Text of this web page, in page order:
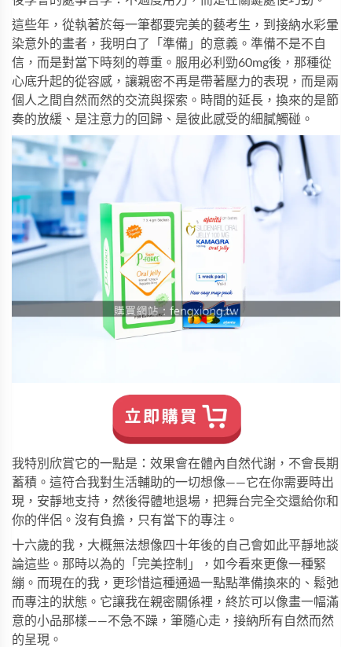
這些年，從執著於每一筆都要完美的藝考生，到接納水彩暈
染意外的畫者，我明白了「準備」的意義。準備不是不自
信，而是對當下時刻的尊重。服用必利勁60mg後，那種從
心底升起的從容感，讓親密不再是帶著壓力的表現，而是兩
個人之間自然而然的交流與探索。時間的延長，換來的是節
奏的放緩、是注意力的回歸、是彼此感受的細膩觸碰。
我特別欣賞它的一點是：效果會在體內自然代謝，不會長期
蓄積。這符合我對生活輔助的一切想像——它在你需要時出
現，安靜地支持，然後得體地退場，把舞台完全交還給你和
你的伴侶。沒有負擔，只有當下的專注。
十六歲的我，大概無法想像四十年後的自己會如此平靜地談
論這些。那時以為的「完美控制」，如今看來更像一種緊
繃。而現在的我，更珍惜這種通過一點點準備換來的、鬆弛
而專注的狀態。它讓我在親密關係裡，終於可以像畫一幅滿
意的小品那樣——不急不躁，筆隨心走，接納所有自然而然
的呈現。